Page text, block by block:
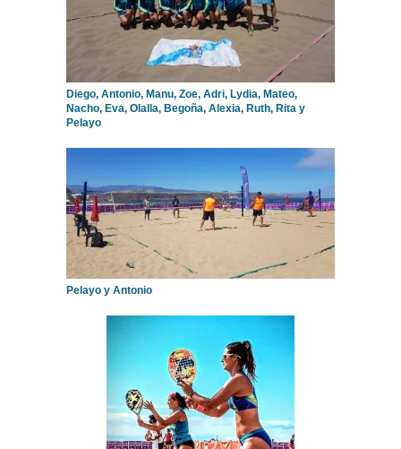
Diego, Antonio, Manu, Zoe, Adri, Lydia, Mateo,
Nacho, Eva, Olalla, Begoña, Alexia, Ruth, Rita y
Pelayo
Pelayo y Antonio